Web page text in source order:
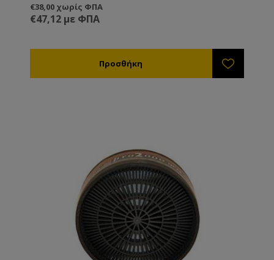
Το σετ είναι προσαρμοσμένο για χρήση στη
μελισσοκομία και για την προστασία των
στις μέλισσες μέσω εξάχνωσης ή στάγδην
2 φίλτρα ABEK 1 για χημικά
4 προφίλτρα για τα μικρότερα σωματίδια σκόνης P3
2 συνδέσμους για τη σύνδεση του φίλτρου και του
€38,00 χωρίς ΦΠΑ
€47,12 με ΦΠΑ